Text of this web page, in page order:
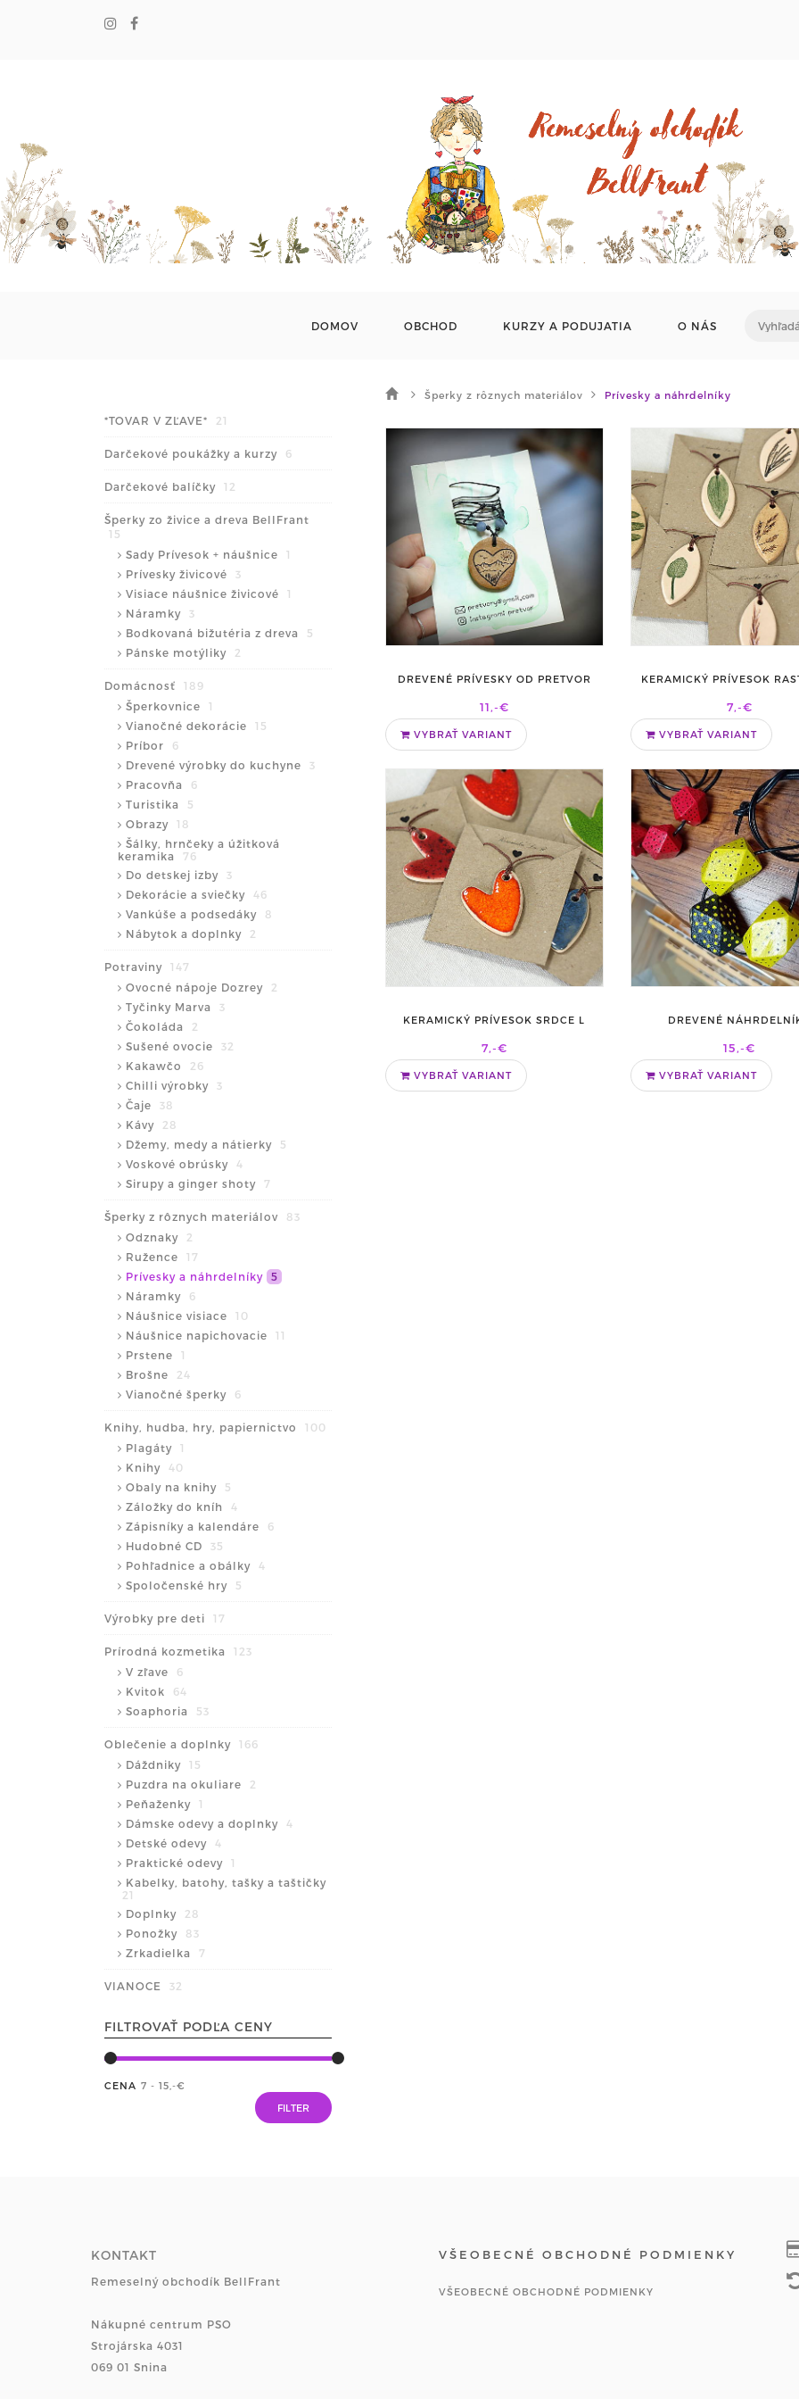
DOMOV OBCHOD KURZY A PODUJATIA O NÁS
*TOVAR V ZĽAVE* 21
Darčekové poukážky a kurzy 6
Darčekové balíčky 12
Šperky zo živice a dreva BellFrant
15
Sady Prívesok + náušnice
1
Prívesky živicové
3
Visiace náušnice živicové
1
Náramky
3
Bodkovaná bižutéria z dreva
5
Pánske motýliky
2
Domácnosť
189
Šperkovnice
1
Vianočné dekorácie
15
Príbor
6
Drevené výrobky do kuchyne
3
Pracovňa
6
Turistika
5
Obrazy
18
Šálky, hrnčeky a úžitková
keramika
76
Do detskej izby
3
Dekorácie a sviečky
46
Vankúše a podsedáky
8
Nábytok a doplnky
2
Potraviny
147
Ovocné nápoje Dozrey
2
Tyčinky Marva
3
Čokoláda
2
Sušené ovocie
32
Kakawčo
26
Chilli výrobky
3
Čaje
38
Kávy
28
Džemy, medy a nátierky
5
Voskové obrúsky
4
Sirupy a ginger shoty
7
Šperky z rôznych materiálov
83
Odznaky
2
Ružence
17
Prívesky a náhrdelníky
5
Náramky
6
Náušnice visiace
10
Náušnice napichovacie
11
Prstene
1
Brošne
24
Vianočné šperky
6
Knihy, hudba, hry, papiernictvo
100
Plagáty
1
Knihy
40
Obaly na knihy
5
Záložky do kníh
4
Zápisníky a kalendáre
6
Hudobné CD
35
Pohľadnice a obálky
4
Spoločenské hry
5
Výrobky pre deti 17
Prírodná kozmetika
123
V zľave
6
Kvitok
64
Soaphoria
53
Oblečenie a doplnky
166
Dáždniky
15
Puzdra na okuliare
2
Peňaženky
1
Dámske odevy a doplnky
4
Detské odevy
4
Praktické odevy
1
Kabelky, batohy, tašky a taštičky
21
Doplnky
28
Ponožky
83
Zrkadielka
7
VIANOCE 32
FILTROVAŤ PODĽA CENY
CENA 7 - 15 ,-€
Šperky z rôznych materiálov Prívesky a náhrdelníky
DREVENÉ PRÍVESKY OD PRETVOR
11,-€
VYBRAŤ VARIANT
KERAMICKÝ PRÍVESOK
7,-€
VYBRAŤ VARIANT
KERAMICKÝ PRÍVESOK SRDCE L
7,-€
VYBRAŤ VARIANT
DREVENÉ
15,-€
VYBRAŤ VARIANT
KONTAKT
Remeselný obchodík BellFrant
Nákupné centrum PSO
Strojárska 4031
069 01 Snina
VŠEOBECNÉ OBCHODNÉ PODMIENKY
VŠEOBECNÉ OBCHODNÉ PODMIENKY